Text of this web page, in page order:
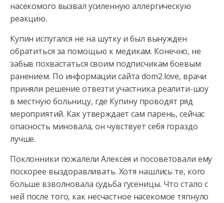
насекомого вызвал усиленную аллергическую
реакцию.
Купин испугался не на шутку и был вынужден
обратиться за помощью к медикам. Конечно, не
забыв похвастаться своим подписчикам боевым
ранением. По информации сайта dom2.love, врачи
приняли решение отвезти участника реалити-шоу
в местную больницу, где Купину проводят ряд
мероприятий. Как утверждает сам парень, сейчас
опасность миновала, он чувствует себя гораздо
лучше.
Поклонники пожалели Алексея и посоветовали ему
поскорее выздоравливать. Хотя нашлись те, кого
больше взволновала судьба гусеницы. Что стало с
ней после того, как несчастное насекомое тяпнуло